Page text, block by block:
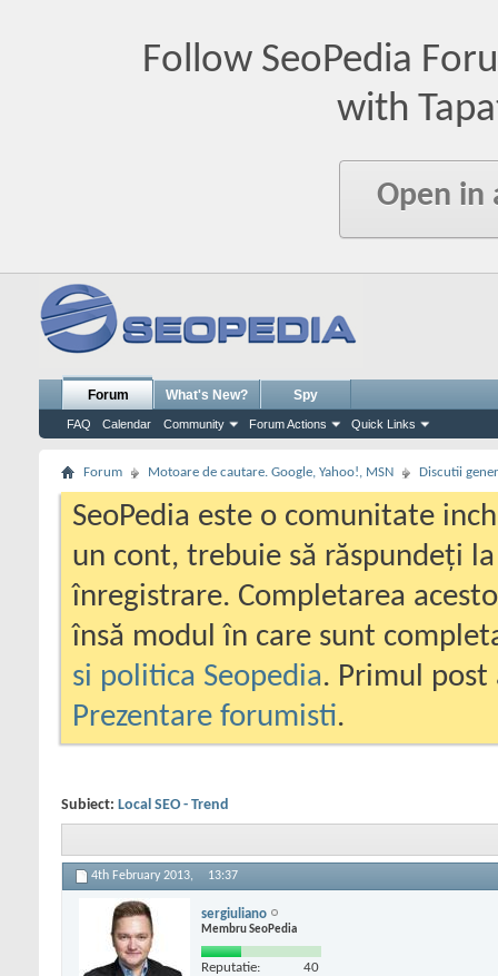
Follow SeoPedia
with
Open in
Forum
FAQ Calendar Community Forum Actions Quick Links
What's New? Spy
Forum Motoare de cautare. Google, Yahoo!, MSN Discutii
SeoPedia este o comunitate
un cont, trebuie să răspundeți
înregistrare. Completarea
însă modul în care sunt
si politica Seopedia. Primul
Prezentare forumisti.
Subiect: Local SEO - Trend
4th February 2013, 13:37
sergiuliano
Membru SeoPedia
Reputatie: 40